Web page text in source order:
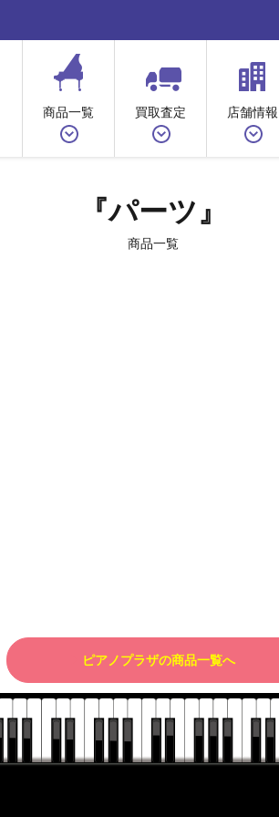
商品一覧 買取査定 店舗情報
『パーツ』
商品一覧
ピアノプラザの商品一覧へ